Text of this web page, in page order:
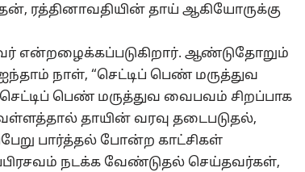
ரத்தினாவதியின் தாய் ஆகியோருக்கு
என்றழைக்கப்படுகிறார். ஆண்டுதோறும்
நாள், “செட்டிப் பெண் மருத்துவ
பெண் மருத்துவ வைபவம் சிறப்பாக
தாயின் வரவு தடைபடுதல்,
பார்த்தல் போன்ற காட்சிகள்
நடக்க வேண்டுதல் செய்தவர்கள்,